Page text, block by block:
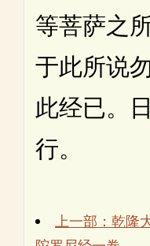
等菩萨之
于此所说
此经已。
行。
上一部：乾隆